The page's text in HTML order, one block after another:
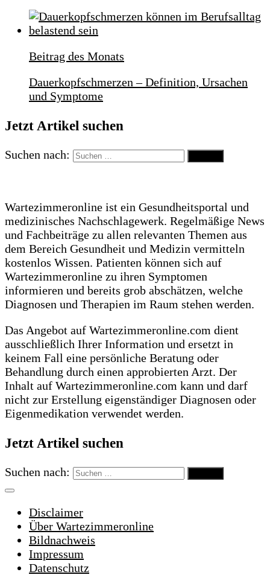
Beitrag des Monats
Dauerkopfschmerzen – Definition, Ursachen
und Symptome
Jetzt Artikel suchen
Suchen nach:
Wartezimmeronline ist ein Gesundheitsportal und
medizinisches Nachschlagewerk. Regelmäßige News
und Fachbeiträge zu allen relevanten Themen aus
dem Bereich Gesundheit und Medizin vermitteln
kostenlos Wissen. Patienten können sich auf
Wartezimmeronline zu ihren Symptomen
informieren und bereits grob abschätzen, welche
Diagnosen und Therapien im Raum stehen werden.
Das Angebot auf Wartezimmeronline.com dient
ausschließlich Ihrer Information und ersetzt in
keinem Fall eine persönliche Beratung oder
Behandlung durch einen approbierten Arzt. Der
Inhalt auf Wartezimmeronline.com kann und darf
nicht zur Erstellung eigenständiger Diagnosen oder
Eigenmedikation verwendet werden.
Jetzt Artikel suchen
Suchen nach:
Disclaimer
Über Wartezimmeronline
Bildnachweis
Impressum
Datenschutz